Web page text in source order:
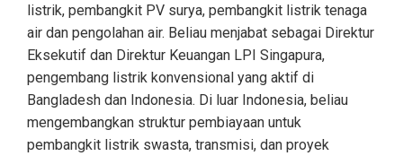
listrik, pembangkit PV surya, pembangkit listrik tenaga
air dan pengolahan air. Beliau menjabat sebagai Direktur
Eksekutif dan Direktur Keuangan LPI Singapura,
pengembang listrik konvensional yang aktif di
Bangladesh dan Indonesia. Di luar Indonesia, beliau
mengembangkan struktur pembiayaan untuk
pembangkit listrik swasta, transmisi, dan proyek